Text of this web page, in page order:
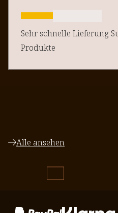
Sehr schnelle Lieferung Super
Produkte
Alle ansehen